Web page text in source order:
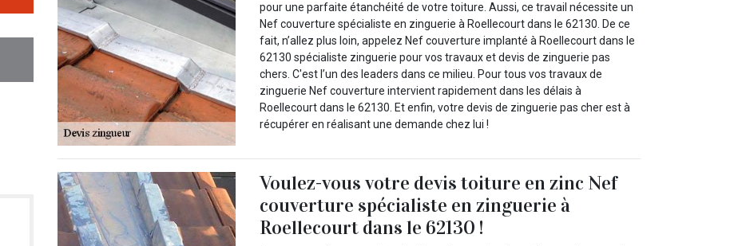
pour une parfaite étanchéité de votre toiture. Aussi, ce travail nécessite un
Nef couverture spécialiste en zinguerie à Roellecourt dans le 62130. De ce
fait, n’allez plus loin, appelez Nef couverture implanté à Roellecourt dans le
62130 spécialiste zinguerie pour vos travaux et devis de zinguerie pas
chers. C'est l’un des leaders dans ce milieu. Pour tous vos travaux de
zinguerie Nef couverture intervient rapidement dans les délais à
Roellecourt dans le 62130. Et enfin, votre devis de zinguerie pas cher est à
récupérer en réalisant une demande chez lui !
Voulez-vous votre devis toiture en zinc Nef
couverture spécialiste en zinguerie à
Roellecourt dans le 62130 !